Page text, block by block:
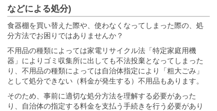
などによる処分)
食器棚を買い替えた際や、使わなくなってしまった際の、処
分方法でお困りではありませんか？
不用品の種類によっては家電リサイクル法「特定家庭用機
器」によりゴミ収集所に出しても不法投棄となってしまった
り、不用品の種類によっては自治体指定により「粗大ごみ」
として処分できない（料金が発生する）不用品もあります。
そのため、事前に適切な処分方法を理解する必要があった
り、自治体の指定する料金を支払う手続きを行う必要があり